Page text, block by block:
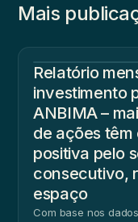
Mais
Relatório
investimento
ANBIMA –
de ações
positiva pelo
consecutivo,
espaço
Com base nos